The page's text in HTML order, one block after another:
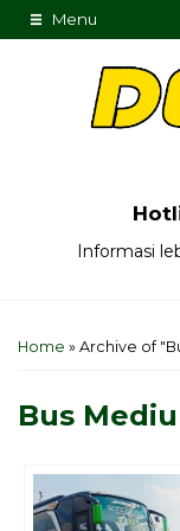
Menu
Informasi
Home » Archive of
Bus